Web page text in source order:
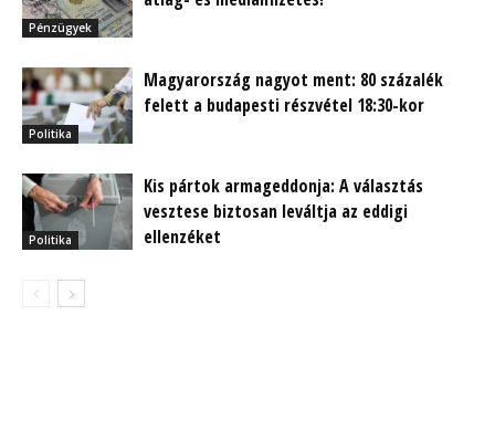
Pénzügyek
Politika
Magyarország nagyot ment: 80 százalék
felett a budapesti részvétel 18:30-kor
Politika
Kis pártok armageddonja: A választás
vesztese biztosan leváltja az eddigi
ellenzéket